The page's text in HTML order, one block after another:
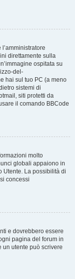
direttamente sulla
ospitata su
del-
hai sul tuo PC (a meno
sistemi di
siti protetti da
il comando BBCode
molto
globali appaiono in
Utente. La possibilità di
concessi
e dovrebbero essere
pagina del forum in
un utente può scrivere